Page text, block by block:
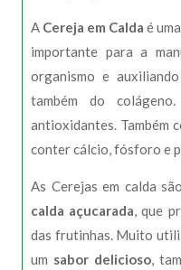
A Cereja em Calda é
importante para a
organismo e
também do
antioxidantes. Também
conter cálcio, fósforo e
As Cerejas em calda
calda açucarada , que
das frutinhas. Muito
um sabor delicioso,